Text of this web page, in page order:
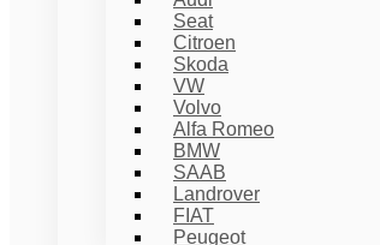
Seat
Citroen
Skoda
VW
Volvo
Alfa Romeo
BMW
SAAB
Landrover
FIAT
Peugeot